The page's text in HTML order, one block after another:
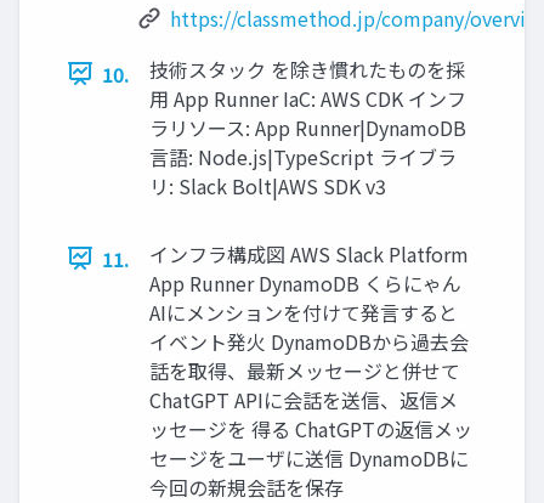
https://classmethod.jp/company/
10.
技術スタック を除き慣れたものを採
用 App Runner IaC: AWS CDK インフ
ラリソース: App Runner|DynamoDB
言語: Node.js|TypeScript ライブラ
リ: Slack Bolt|AWS SDK v3
11.
インフラ構成図 AWS Slack Platform
App Runner DynamoDB くらにゃん
AIにメンションを付けて発言すると
イベント発火 DynamoDBから過去会
話を取得、最新メッセージと併せて
ChatGPT APIに会話を送信、返信メ
ッセージを 得る ChatGPTの返信メッ
セージをユーザに送信 DynamoDBに
今回の新規会話を保存